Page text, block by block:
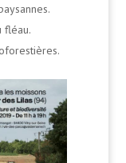
fléau.